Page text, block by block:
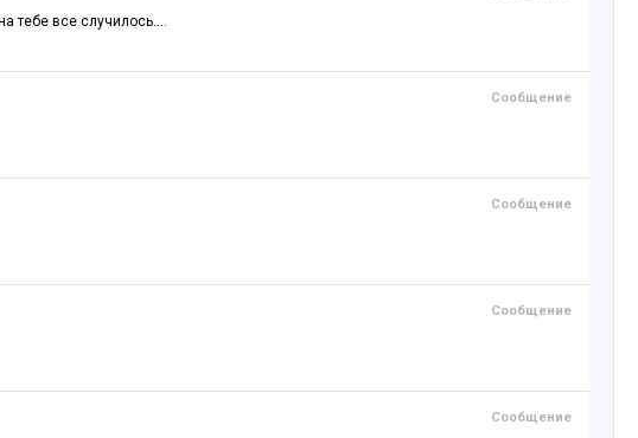
тебе все случилось....
Сообщение
Сообщение
Сообщение
Сообщение